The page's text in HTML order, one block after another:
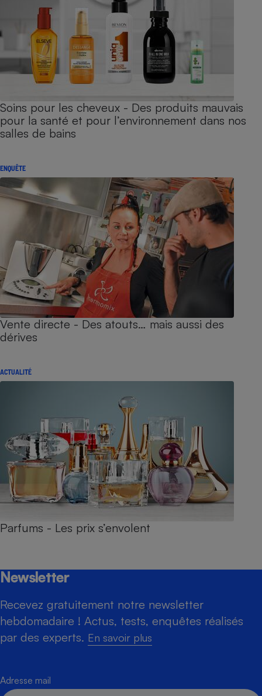
Soins pour les cheveux - Des produits mauvais
pour la santé et pour l’environnement dans nos
salles de bains
ENQUÊTE
Vente directe - Des atouts… mais aussi des
dérives
ACTUALITÉ
Parfums - Les prix s’envolent
Newsletter
Recevez gratuitement notre newsletter
hebdomadaire ! Actus, tests, enquêtes réalisés
par des experts. En savoir plus
Adresse mail